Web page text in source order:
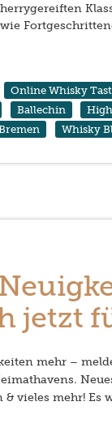
Online Whisky
Ballechin
Whisky
jetzt
mehr –
vieles mehr! Es